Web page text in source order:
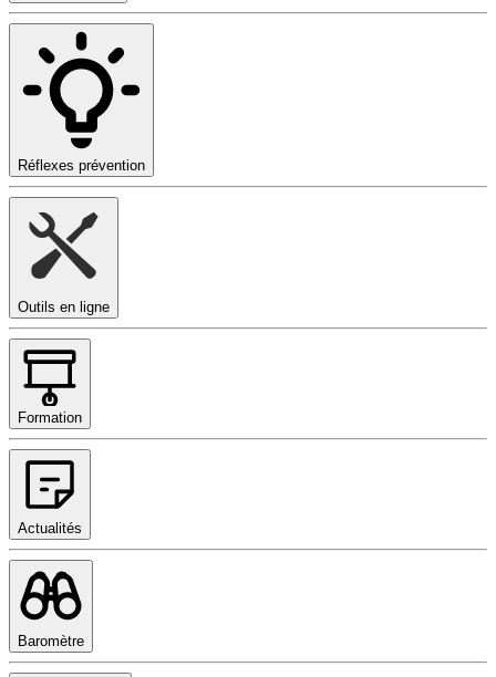
Réflexes prévention
Outils en ligne
Formation
Actualités
Baromètre